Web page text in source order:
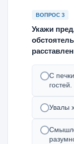
ВОПРОС 3
Укажи
С
гостей.
Увалы